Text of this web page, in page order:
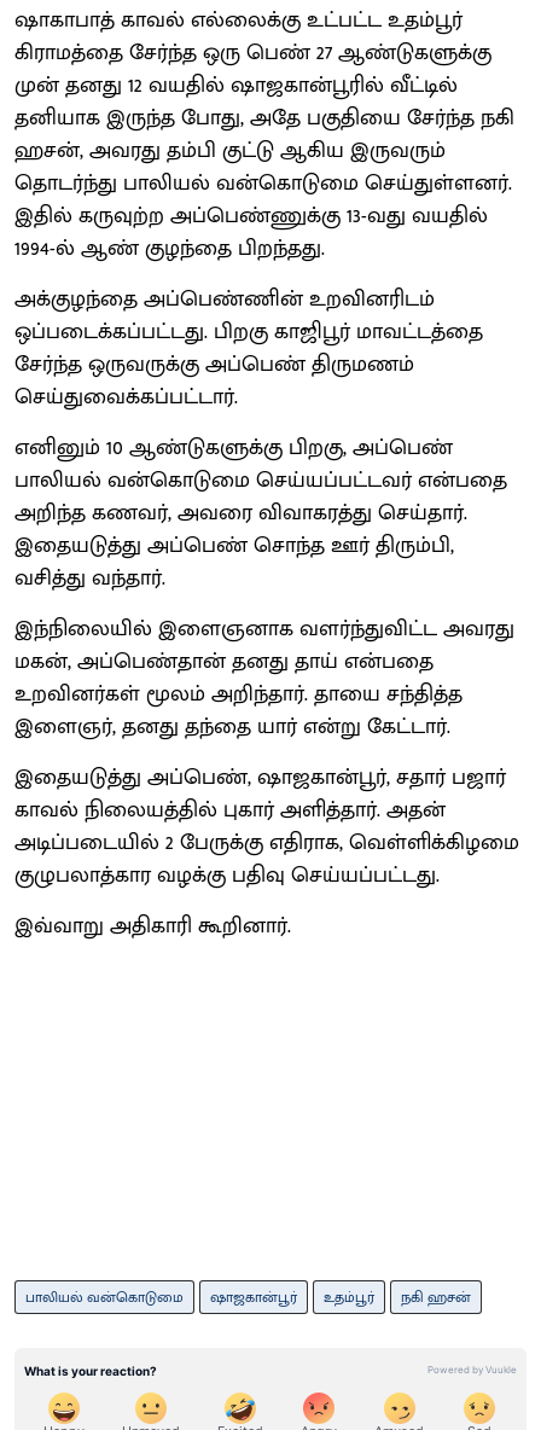
ஷாகாபாத் காவல் எல்லைக்கு உட்பட்ட உதம்பூர்
கிராமத்தை சேர்ந்த ஒரு பெண் 27 ஆண்டுகளுக்கு
முன் தனது 12 வயதில் ஷாஜகான்பூரில் வீட்டில்
தனியாக இருந்த போது, அதே பகுதியை சேர்ந்த நகி
ஹசன், அவரது தம்பி குட்டு ஆகிய இருவரும்
தொடர்ந்து பாலியல் வன்கொடுமை செய்துள்ளனர்.
இதில் கருவுற்ற அப்பெண்ணுக்கு 13-வது வயதில்
1994-ல் ஆண் குழந்தை பிறந்தது.
அக்குழந்தை அப்பெண்ணின் உறவினரிடம்
ஒப்படைக்கப்பட்டது. பிறகு காஜிபூர் மாவட்டத்தை
சேர்ந்த ஒருவருக்கு அப்பெண் திருமணம்
செய்துவைக்கப்பட்டார்.
எனினும் 10 ஆண்டுகளுக்கு பிறகு, அப்பெண்
பாலியல் வன்கொடுமை செய்யப்பட்டவர் என்பதை
அறிந்த கணவர், அவரை விவாகரத்து செய்தார்.
இதையடுத்து அப்பெண் சொந்த ஊர் திரும்பி,
வசித்து வந்தார்.
இந்நிலையில் இளைஞனாக வளர்ந்துவிட்ட அவரது
மகன், அப்பெண்தான் தனது தாய் என்பதை
உறவினர்கள் மூலம் அறிந்தார். தாயை சந்தித்த
இளைஞர், தனது தந்தை யார் என்று கேட்டார்.
இதையடுத்து அப்பெண், ஷாஜகான்பூர், சதார் பஜார்
காவல் நிலையத்தில் புகார் அளித்தார். அதன்
அடிப்படையில் 2 பேருக்கு எதிராக, வெள்ளிக்கிழமை
குழுபலாத்கார வழக்கு பதிவு செய்யப்பட்டது.
இவ்வாறு அதிகாரி கூறினார்.
பாலியல் வன்கொடுமை ஷாஜகான்பூர் உதம்பூர் நகி ஹசன்